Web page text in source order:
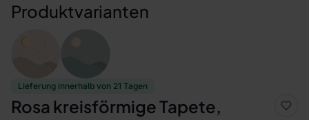
Lieferung innerhalb von 21 Tagen
Rosa kreisförmige Tapete,
Produktvarianten